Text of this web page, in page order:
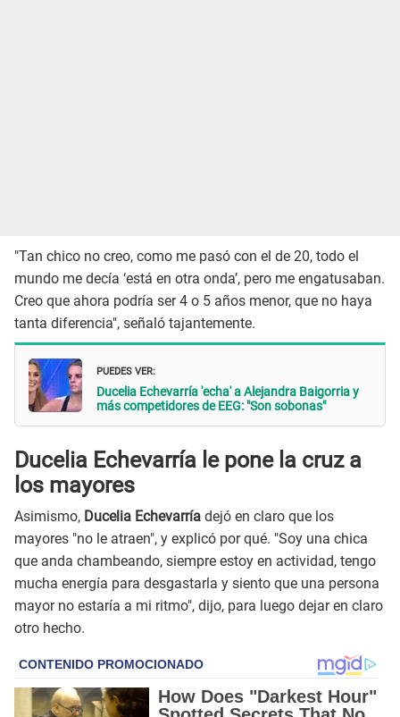
"Tan chico no creo, como me pasó con el de 20, todo el
mundo me decía ‘está en otra onda’, pero me engatusaban.
Creo que ahora podría ser 4 o 5 años menor, que no haya
tanta diferencia", señaló tajantemente.
PUEDES VER:
Ducelia Echevarría 'echa' a Alejandra Baigorria y
más competidores de EEG: "Son sobonas"
Ducelia Echevarría le pone la cruz a
los mayores
Asimismo, Ducelia Echevarría dejó en claro que los
mayores "no le atraen", y explicó por qué. "Soy una chica
que anda chambeando, siempre estoy en actividad, tengo
mucha energía para desgastarla y siento que una persona
mayor no estaría a mi ritmo", dijo, para luego dejar en claro
otro hecho.